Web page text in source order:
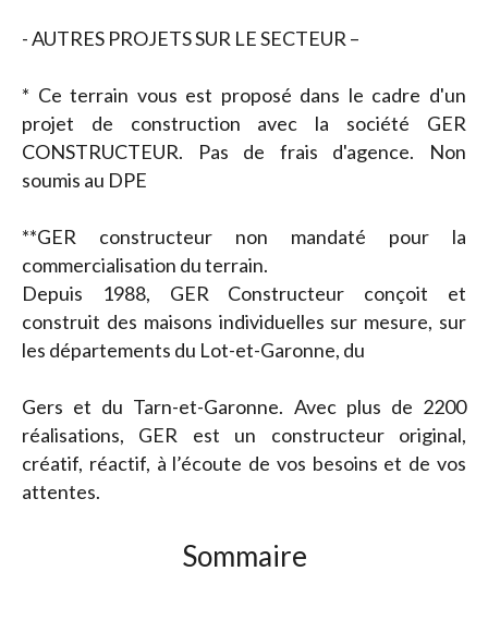
- AUTRES PROJETS SUR LE SECTEUR –
* Ce terrain vous est proposé dans le cadre d'un
projet de construction avec la société GER
CONSTRUCTEUR. Pas de frais d'agence. Non
soumis au DPE
**GER constructeur non mandaté pour la
commercialisation du terrain.
Depuis 1988, GER Constructeur conçoit et
construit des maisons individuelles sur mesure, sur
les départements du Lot-et-Garonne, du
Gers et du Tarn-et-Garonne. Avec plus de 2200
réalisations, GER est un constructeur original,
créatif, réactif, à l’écoute de vos besoins et de vos
attentes.
Sommaire